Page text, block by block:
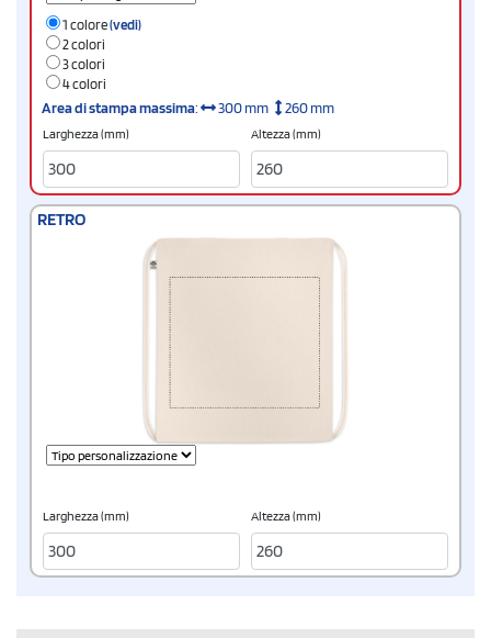
1 colore(vedi)
2 colori
3 colori
4 colori
Area di stampa massima: 300 mm 260 mm
Larghezza (mm) Altezza (mm)
RETRO
Larghezza (mm) Altezza (mm)